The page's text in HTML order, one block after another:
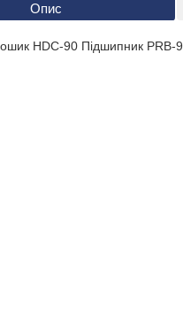
Опис
HDC-90 Підшипник PRB-